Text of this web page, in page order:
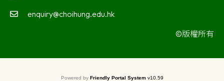
enquiry@choihung.edu.hk
©版權所有
Powered by Friendly Portal System v10.59